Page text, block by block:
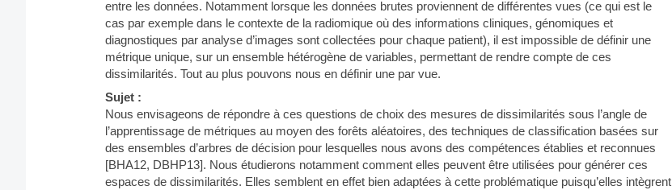
entre les données. Notamment lorsque les données brutes proviennent de différentes vues (ce qui est le
cas par exemple dans le contexte de la radiomique où des informations cliniques, génomiques et
diagnostiques par analyse d’images sont collectées pour chaque patient), il est impossible de définir une
métrique unique, sur un ensemble hétérogène de variables, permettant de rendre compte de ces
dissimilarités. Tout au plus pouvons nous en définir une par vue.
Sujet :
Nous envisageons de répondre à ces questions de choix des mesures de dissimilarités sous l’angle de
l’apprentissage de métriques au moyen des forêts aléatoires, des techniques de classification basées sur
des ensembles d’arbres de décision pour lesquelles nous avons des compétences établies et reconnues
[BHA12, DBHP13]. Nous étudierons notamment comment elles peuvent être utilisées pour générer ces
espaces de dissimilarités. Elles semblent en effet bien adaptées à cette problématique puisqu’elles intègrent